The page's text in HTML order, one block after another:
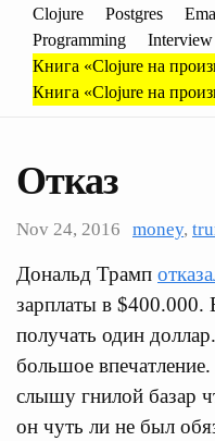
Clojure Postgres
Programming
Interview
Книга «Clojure на
Книга «Clojure на
Отказ
Nov 24, 2016 money,
Дональд Трамп
зарплаты в $400.000.
получать один
большое
слышу гнилой базар
он чуть ли не был